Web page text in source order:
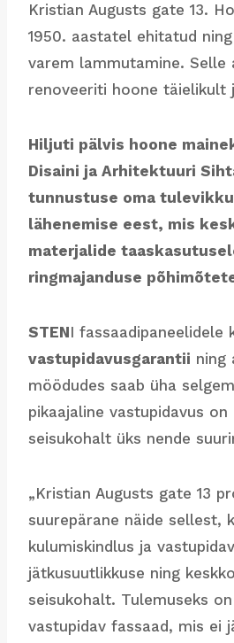
Kristian Augusts gate 13.
1950. aastatel ehitatud
varem lammutamine. Selle
renoveeriti hoone täielikult
Hiljuti pälvis hoone
Disaini ja Arhitektuuri
tunnustuse oma
lähenemise eest, mis
materjalide
ringmajanduse
STENI fassaadipaneelidele
vastupidavusgarantii ning
möödudes saab üha
pikaajaline vastupidavus on
seisukohalt üks nende
„Kristian Augusts gate 13
suurepärane näide sellest,
kulumiskindlus ja
jätkusuutlikkuse ning
seisukohalt. Tulemuseks
vastupidav fassaad, mis ei